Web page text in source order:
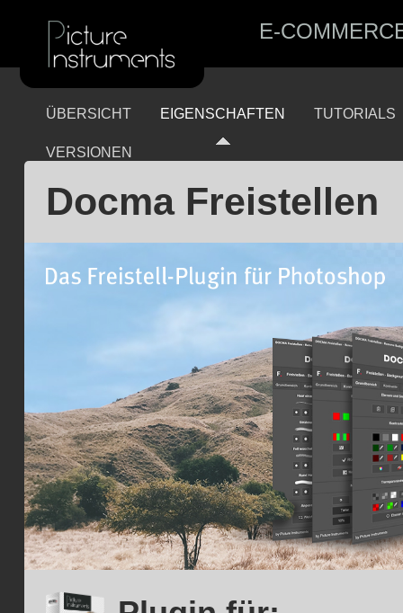
E-
ÜBERSICHT EIGENSCHAFTEN TUTORIALS
VERSIONEN
Docma Freistellen